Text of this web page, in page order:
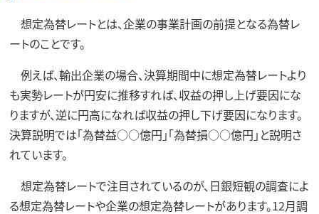
想定為替レートとは、企業の事業計画の前提となる為替レ
ートのことです。
例えば、輸出企業の場合、決算期間中に想定為替レートより
も実勢レートが円安に推移すれば、収益の押し上げ要因にな
りますが、逆に円高になれば収益の押し下げ要因になります。
決算説明では「為替益○○億円」「為替損○○億円」と説明さ
れています。
想定為替レートで注目されているのが、日銀短観の調査によ
る想定為替レートや企業の想定為替レートがあります。12月調